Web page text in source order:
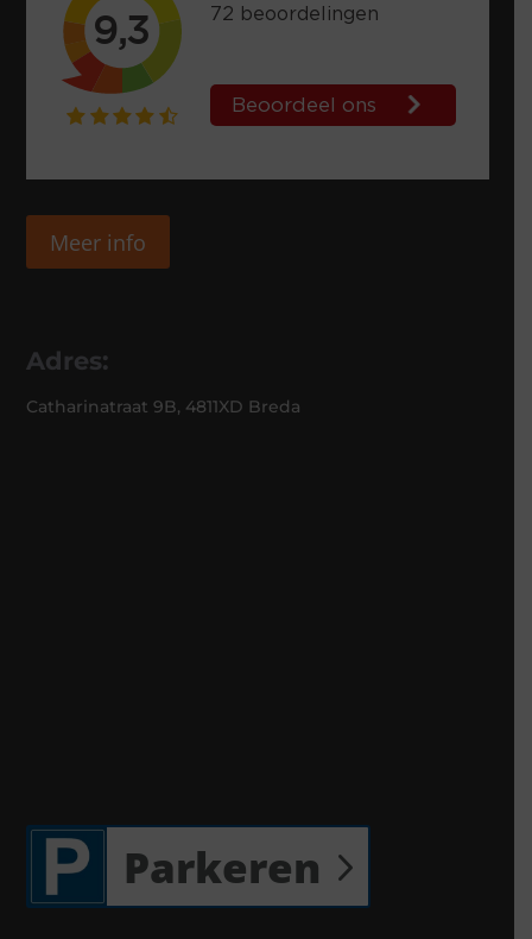
Meer info
Adres:
Catharinatraat 9B, 4811XD Breda
Parkeren